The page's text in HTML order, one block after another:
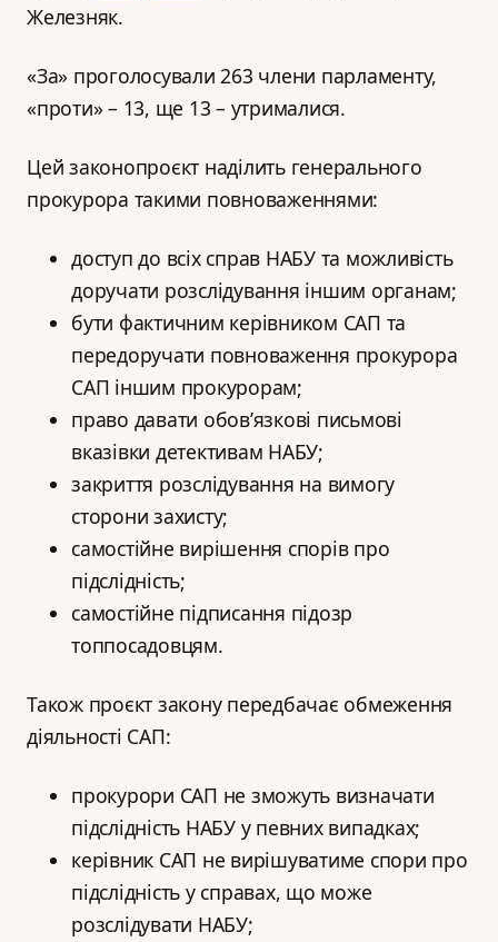
Железняк.
«За» проголосували 263 члени парламенту,
«проти» – 13, ще 13 – утрималися.
Цей законопроєкт наділить генерального
прокурора такими повноваженнями:
доступ до всіх справ НАБУ та можливість
доручати розслідування іншим органам;
бути фактичним керівником САП та
передоручати повноваження прокурора
САП іншим прокурорам;
право давати обов’язкові письмові
вказівки детективам НАБУ;
закриття розслідування на вимогу
сторони захисту;
самостійне вирішення спорів про
підслідність;
самостійне підписання підозр
топпосадовцям.
Також проєкт закону передбачає обмеження
діяльності САП:
прокурори САП не зможуть визначати
підслідність НАБУ у певних випадках;
керівник САП не вирішуватиме спори про
підслідність у справах, що може
розслідувати НАБУ;